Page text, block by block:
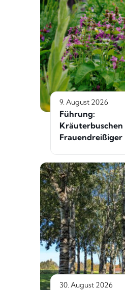
9. August 2026
Führung:
Frauendreißiger
30. August 2026